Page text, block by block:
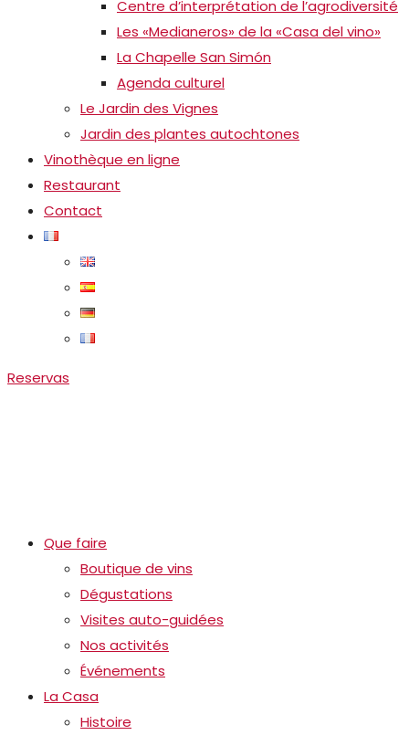
Centre d’interprétation de l’agrodiversité
Les «Medianeros» de la «Casa del vino»
La Chapelle San Simón
Agenda culturel
Le Jardin des Vignes
Jardin des plantes autochtones
Vinothèque en ligne
Restaurant
Contact
Reservas
Que faire
Boutique de vins
Dégustations
Visites auto-guidées
Nos activités
Événements
La Casa
Histoire